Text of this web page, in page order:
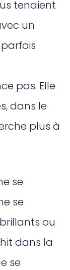
tenaient
un
pas. Elle
dans le
plus à
se
se
ou
dans la
se